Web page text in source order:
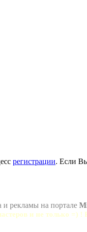
регистрации. Если
и рекламы на портале
и не только